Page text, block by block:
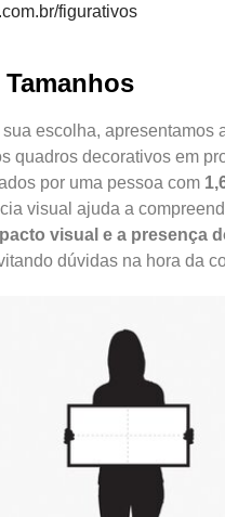
figurativos
escolha, apresentamos
quadros decorativos em
por uma pessoa com
visual ajuda a
visual e a presença
dúvidas na hora da